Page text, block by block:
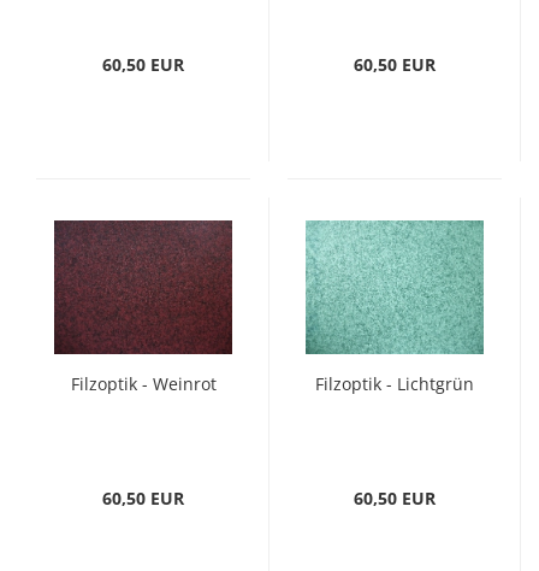
60,50 EUR 60,50 EUR
Filzoptik - Weinrot
60,50 EUR
Filzoptik - Lichtgrün
60,50 EUR